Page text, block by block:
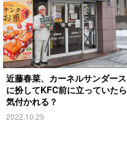
近藤春菜、カーネルサンダース
に扮してKFC前に立っていたら
気付かれる？
2022.10.29